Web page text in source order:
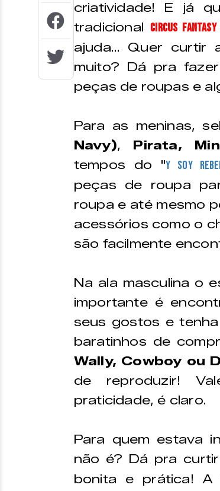
criatividade! E já
tradicional Circus
ajuda… Quer curtir
muito? Dá pra
peças de roupas e
Para as meninas,
Navy), Pirata,
tempos do "Y Soy
peças de roupa
roupa e até mesmo
acessórios como o
são facilmente
Na ala masculina o
importante é
seus gostos e
baratinhos de
Wally, Cowboy ou
de reproduzir!
praticidade, é claro.
Para quem estava
não é? Dá pra
bonita e prática!